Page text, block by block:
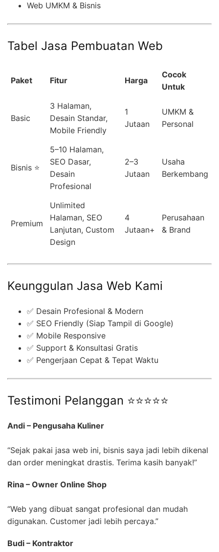
Web UMKM & Bisnis
Tabel Jasa Pembuatan Web
Paket Fitur Harga
Cocok
Untuk
Basic
3 Halaman,
Desain Standar,
Mobile Friendly
1
Jutaan
UMKM &
Personal
Bisnis ⭐
5–10 Halaman,
SEO Dasar,
Desain
Profesional
2–3
Jutaan
Usaha
Berkembang
Premium
Unlimited
Halaman, SEO
Lanjutan, Custom
Design
4
Jutaan+
Perusahaan
& Brand
Keunggulan Jasa Web Kami
✅ Desain Profesional & Modern
✅ SEO Friendly (Siap Tampil di Google)
✅ Mobile Responsive
✅ Support & Konsultasi Gratis
✅ Pengerjaan Cepat & Tepat Waktu
Testimoni Pelanggan ⭐⭐⭐⭐⭐
Andi – Pengusaha Kuliner
“Sejak pakai jasa web ini, bisnis saya jadi lebih dikenal
dan order meningkat drastis. Terima kasih banyak!”
Rina – Owner Online Shop
“Web yang dibuat sangat profesional dan mudah
digunakan. Customer jadi lebih percaya.”
Budi – Kontraktor